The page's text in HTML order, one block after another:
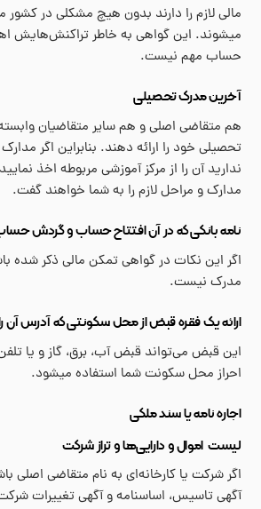
مالی لازم را دارند بدون هیچ مشکلی در کشور
میشوند. این گواهی به خاطر تراکنش‌هایش
حساب مهم نیست.
آخرین مدرک تحصیلی
هم متقاضی اصلی و هم سایر متقاضیان
تحصیلی خود را ارائه دهند. بنابراین اگر مدارک
ندارید آن را از مرکز آموزشی مربوطه اخذ
مدارک و مراحل لازم را به شما خواهند گفت.
نامه بانکی که در آن افتتاح حساب و گردش
اگر این نکات در گواهی تمکن مالی ذکر شده
مدرک نیست.
ارائه یک فقره قبض از محل سکونتی که آدرس آن
این قبض می‌تواند قبض آب، برق، گاز و یا
احراز محل سکونت شما استفاده میشود.
اجاره نامه یا سند ملکی
لیست اموال و دارایی‌ها و تراز شرکت
اگر شرکت یا کارخانه‌ای به نام متقاضی اصلی
آگهی تاسیس، اساسنامه و آگهی تغییرات